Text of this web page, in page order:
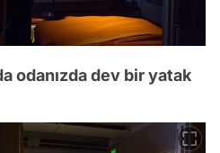
odanızda dev bir yatak